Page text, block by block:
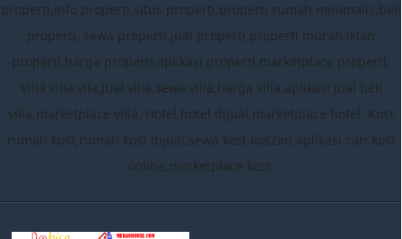
properti,info properti,situs properti,properti rumah minimalis,beli
properti, sewa properti,jual properti,properti murah,iklan
properti,harga properti,aplikasi properti,marketplace properti.
Villa villa,vila,jual villa,sewa villa,harga villa,aplikasi jual beli
villa,marketplace villa. Hotel hotel dijual,marketplace hotel. Kost
rumah kost,rumah kost dijual,sewa kost,kos2an,aplikasi cari kost
online,marketplace kost.